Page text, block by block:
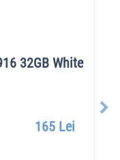
32GB White
165 Lei